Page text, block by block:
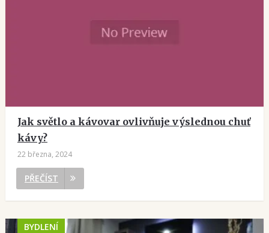
Jak světlo a kávovar ovlivňuje výslednou chuť
kávy?
22 března, 2024
PŘEČÍST
BYDLENÍ